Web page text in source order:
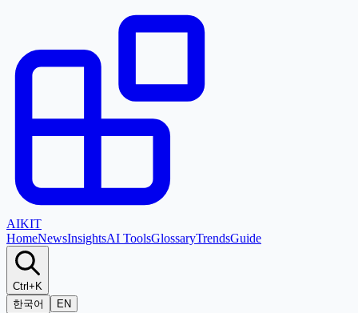
AIKIT
HomeNewsInsightsAI ToolsGlossaryTrendsGuide
Ctrl+K
한국어
EN